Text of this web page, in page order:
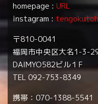
homepage : URL
instagram :
〒810-0041
福岡市中央区大名1-3-
DAIMYO582ビル１F
TEL 092-753-8349
携帯：070-1388-5541